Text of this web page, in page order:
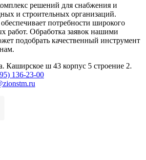
решений для снабжения и
и строительных организаций.
потребности широкого
работ. Обработка заявок нашими
подобрать качественный инструмент
Каширское ш 43 корпус 5 строение 2.
136-23-00